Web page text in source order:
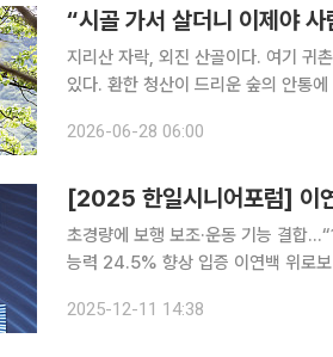
“시골 가서 살더니 이제야
지리산 자락, 외진 산골이다. 여기 귀
있다. 환한 청산이 드리운 숲의 안통
이다. 조용한 안식을 구가할 만한 산골
2026-06-28 06:00
초경량에 보행 보조·운동 기능 결합
능력 24.5% 향상 입증 이연백 위로보틱스 대표가 초경량 웨어러블 로봇 ‘WIM(윔)’을 앞세워 초고
동 웨스틴 서울 파르나스에서 열린
2025-12-11 14:38